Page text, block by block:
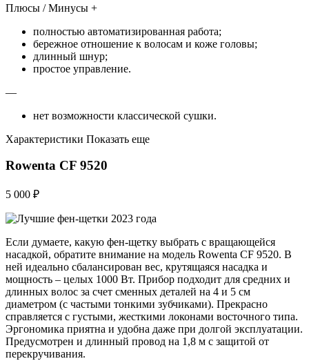
Плюсы / Минусы +
полностью автоматизированная работа;
бережное отношение к волосам и коже головы;
длинный шнур;
простое управление.
—
нет возможности классической сушки.
Характеристики Показать еще
Rowenta CF 9520
5 000 ₽
Если думаете, какую фен-щетку выбрать с вращающейся
насадкой, обратите внимание на модель Rowenta CF 9520. В
ней идеально сбалансирован вес, крутящаяся насадка и
мощность – целых 1000 Вт. Прибор подходит для средних и
длинных волос за счет сменных деталей на 4 и 5 см
диаметром (с частыми тонкими зубчиками). Прекрасно
справляется с густыми, жесткими локонами восточного типа.
Эргономика приятна и удобна даже при долгой эксплуатации.
Предусмотрен и длинный провод на 1,8 м с защитой от
перекручивания.